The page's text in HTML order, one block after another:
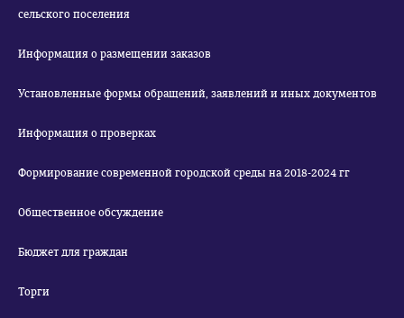
сельского поселения
Информация о размещении заказов
Установленные формы обращений, заявлений и иных документов
Информация о проверках
Формирование современной городской среды на 2018-2024 гг
Общественное обсуждение
Бюджет для граждан
Торги